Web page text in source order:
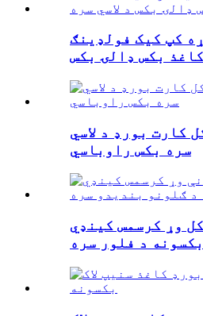
کپ کیک فولډینګ
کارت بورډ د لاسي
سره بکس راوباسي
وړ کرسمس کینډي